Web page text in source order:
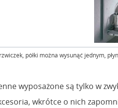
półki można wysunąć jednym,
wyposażone są tylko w
wkrótce o nich